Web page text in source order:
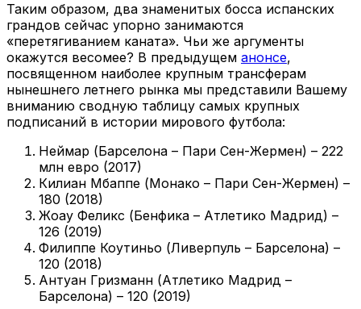
Таким образом, два знаменитых босса испанских
грандов сейчас упорно занимаются
«перетягиванием каната». Чьи же аргументы
окажутся весомее? В предыдущем анонсе,
посвященном наиболее крупным трансферам
нынешнего летнего рынка мы представили Вашему
вниманию сводную таблицу самых крупных
подписаний в истории мирового футбола:
Неймар (Барселона – Пари Сен-Жермен) – 222
млн евро (2017)
Килиан Мбаппе (Монако – Пари Сен-Жермен) –
180 (2018)
Жоау Феликс (Бенфика – Атлетико Мадрид) –
126 (2019)
Филиппе Коутиньо (Ливерпуль – Барселона) –
120 (2018)
Антуан Гризманн (Атлетико Мадрид –
Барселона) – 120 (2019)